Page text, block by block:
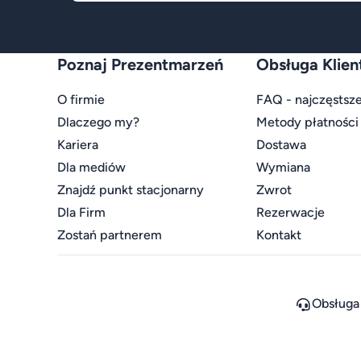
Poznaj Prezentmarzeń
O firmie
Dlaczego my?
Kariera
Dla mediów
Znajdź punkt stacjonarny
Dla Firm
Zostań partnerem
Obsługa
FAQ -
Metody płatności
Dostawa
Wymiana
Zwrot
Rezerwacje
Kontakt